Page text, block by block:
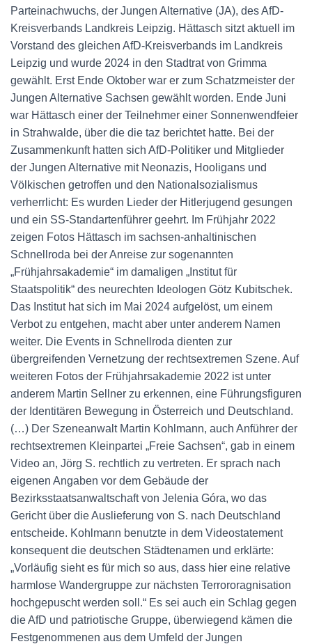
Parteinachwuchs, der Jungen Alternative (JA), des AfD-
Kreisverbands Landkreis Leipzig. Hättasch sitzt aktuell im
Vorstand des gleichen AfD-Kreisverbands im Landkreis
Leipzig und wurde 2024 in den Stadtrat von Grimma
gewählt. Erst Ende Oktober war er zum Schatzmeister der
Jungen Alternative Sachsen gewählt worden. Ende Juni
war Hättasch einer der Teilnehmer einer Sonnenwendfeier
in Strahwalde, über die die taz berichtet hatte. Bei der
Zusammenkunft hatten sich AfD-Politiker und Mitglieder
der Jungen Alternative mit Neonazis, Hooligans und
Völkischen getroffen und den Nationalsozialismus
verherrlicht: Es wurden Lieder der Hitlerjugend gesungen
und ein SS-Standartenführer geehrt. Im Frühjahr 2022
zeigen Fotos Hättasch im sachsen-anhaltinischen
Schnellroda bei der Anreise zur sogenannten
„Frühjahrsakademie“ im damaligen „Institut für
Staatspolitik“ des neurechten Ideologen Götz Kubitschek.
Das Institut hat sich im Mai 2024 aufgelöst, um einem
Verbot zu entgehen, macht aber unter anderem Namen
weiter. Die Events in Schnellroda dienten zur
übergreifenden Vernetzung der rechtsextremen Szene. Auf
weiteren Fotos der Frühjahrsakademie 2022 ist unter
anderem Martin Sellner zu erkennen, eine Führungsfiguren
der Identitären Bewegung in Österreich und Deutschland.
(…) Der Szeneanwalt Martin Kohlmann, auch Anführer der
rechtsextremen Kleinpartei „Freie Sachsen“, gab in einem
Video an, Jörg S. rechtlich zu vertreten. Er sprach nach
eigenen Angaben vor dem Gebäude der
Bezirksstaatsanwaltschaft von Jelenia Góra, wo das
Gericht über die Auslieferung von S. nach Deutschland
entscheide. Kohlmann benutzte in dem Videostatement
konsequent die deutschen Städtenamen und erklärte:
„Vorläufig sieht es für mich so aus, dass hier eine relative
harmlose Wandergruppe zur nächsten Terrororagnisation
hochgepuscht werden soll.“ Es sei auch ein Schlag gegen
die AfD und patriotische Gruppe, überwiegend kämen die
Festgenommenen aus dem Umfeld der Jungen